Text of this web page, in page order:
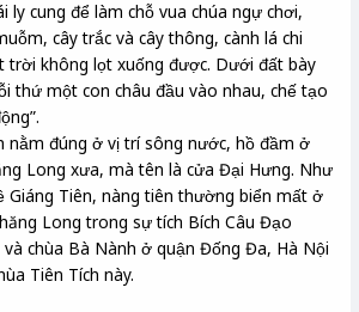
ly cung để làm chỗ vua chúa ngự chơi,
cây trắc và cây thông, cành lá chi
trời không lọt xuống được. Dưới đất bày
thứ một con châu đầu vào nhau, chế tạo
nằm đúng ở vị trí sông nước, hồ đầm ở
Long xưa, mà tên là cửa Đại Hưng. Như
Giáng Tiên, nàng tiên thường biển mất ở
Long trong sự tích Bích Câu Đạo
chùa Bà Nành ở quận Đống Đa, Hà Nội
Tiên Tích này.